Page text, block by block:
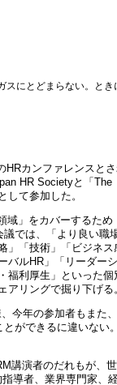
スにとどまらない。とき
HRカンファレンスと
HR Societyと「 The
して参加した。
域」をカバーするため
では、「より良い職
」「技術」「ビジネス
バルHR」「リーダーシ
福利厚生」といった個
アリングで掘り下げる 。
今年の参加者もまた、
ができるに違いない。
講演者のだれもが、
導者、業界専門家、